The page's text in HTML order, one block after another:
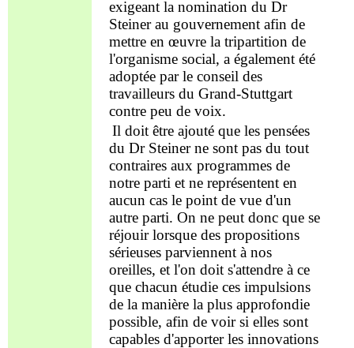
exigeant la nomination du Dr
Steiner au gouvernement afin de
mettre en œuvre latripartition de
l'organisme social, a également été
adoptée par le conseil des
travailleursdu Grand-Stuttgart
contre peu devoix.
Il doit êtreajouté que les pensées
du Dr Steiner ne sont pas du tout
contraires aux programmes de
notre parti et ne représentent en
aucun cas le point de vue d'un
autre parti. On ne peut donc que se
réjouir lorsque des propositions
sérieuses parviennent à nos
oreilles, et l'on doit s'attendre à ce
que chacun étudie ces impulsions
de la manière la plus approfondie
possible, afin de voir si elles sont
capables d'apporter les innovations